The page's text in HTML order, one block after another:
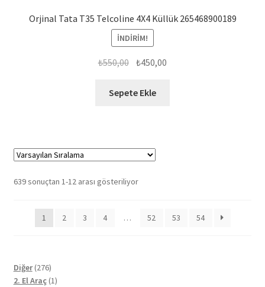
Orjinal Tata T35 Telcoline 4X4 Küllük 265468900189
İNDIRIM!
₺550,00 Orijinal
₺550,00.
₺450,00
Sepete Ekle
639 sonuçtan 1-12 arası gösteriliyor
1 2 3 4 … 52 53 54
Diğer 276276
ürün
2. El Araç 11